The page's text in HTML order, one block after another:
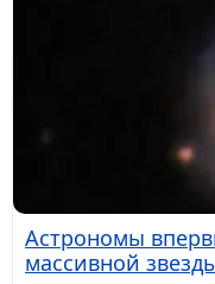
Астрономы
массивной